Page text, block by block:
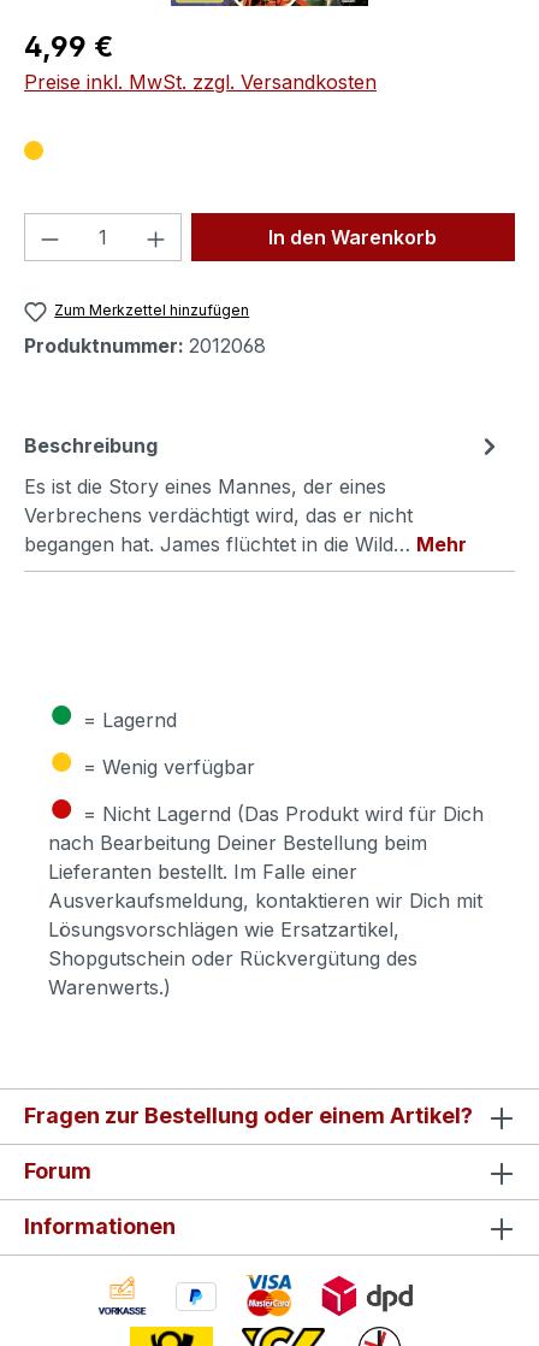
Regulärer Preis:
4,99 €
Preise inkl. MwSt. zzgl. Versandkosten
Produkt Anzahl: Gib denIn den Warenkorb
Zum Merkzettel hinzufügen
Produktnummer: 2012068
Beschreibung
Es ist die Story eines Mannes, der eines
Verbrechens verdächtigt wird, das er nicht
begangen hat. James flüchtet in die Wild… Mehr
● = Lagernd
● = Wenig verfügbar
● = Nicht Lagernd (Das Produkt wird für Dich
nach Bearbeitung Deiner Bestellung beim
Lieferanten bestellt. Im Falle einer
Ausverkaufsmeldung, kontaktieren wir Dich mit
Lösungsvorschlägen wie Ersatzartikel,
Shopgutschein oder Rückvergütung des
Warenwerts.)
Fragen zur Bestellung oder einem Artikel?
Forum
Informationen